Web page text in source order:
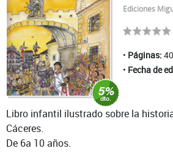
Ediciones
Páginas: 40
Fecha de
Libro infantil ilustrado sobre la
Cáceres.
De 6a 10 años.